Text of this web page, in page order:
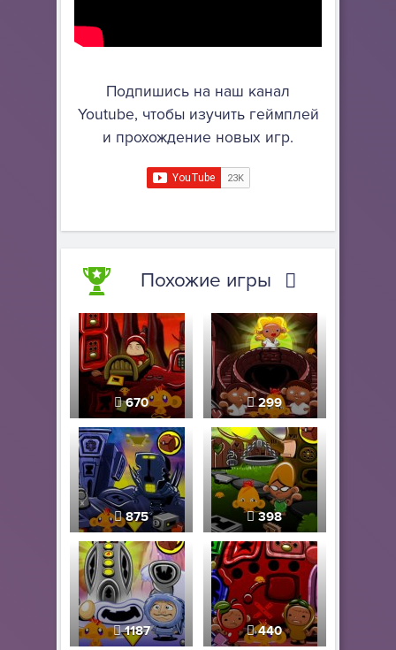
Подпишись на наш канал
Youtube, чтобы изучить геймплей
и прохождение новых игр.
Похожие игры
670 299
875 398
1187 440